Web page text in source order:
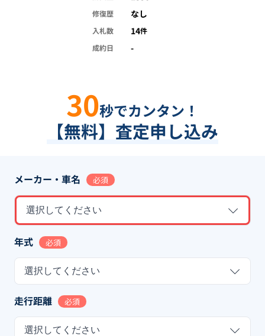
修復歴
なし
入札数 14件
成約日
-
30秒でカンタン！
【無料】査定申し込み
メーカー・車名 必須
選択してください
年式 必須
選択してください
走行距離 必須
選択してください